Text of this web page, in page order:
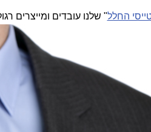
החלל" שלנו עובדים ומייצרים